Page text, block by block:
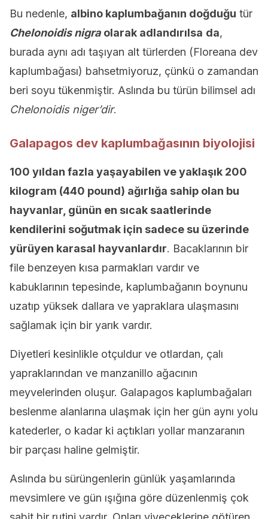
Bu nedenle, albino kaplumbağanın doğduğu tür
Chelonoidis nigra olarak adlandırılsa da,
burada aynı adı taşıyan alt türlerden (Floreana dev
kaplumbağası) bahsetmiyoruz, çünkü o zamandan
beri soyu tükenmiştir. Aslında bu türün bilimsel adı
Chelonoidis niger’dir.
Galapagos dev kaplumbağasının biyolojisi
100 yıldan fazla yaşayabilen ve yaklaşık 200
kilogram (440 pound) ağırlığa sahip olan bu
hayvanlar, günün en sıcak saatlerinde
kendilerini soğutmak için sadece su üzerinde
yürüyen karasal hayvanlardır. Bacaklarının bir
file benzeyen kısa parmakları vardır ve
kabuklarının tepesinde, kaplumbağanın boynunu
uzatıp yüksek dallara ve yapraklara ulaşmasını
sağlamak için bir yarık vardır.
Diyetleri kesinlikle otçuldur ve otlardan, çalı
yapraklarından ve manzanillo ağacının
meyvelerinden oluşur. Galapagos kaplumbağaları
beslenme alanlarına ulaşmak için her gün aynı yolu
katederler, o kadar ki açtıkları yollar manzaranın
bir parçası haline gelmiştir.
Aslında bu sürüngenlerin günlük yaşamlarında
mevsimlere ve gün ışığına göre düzenlenmiş çok